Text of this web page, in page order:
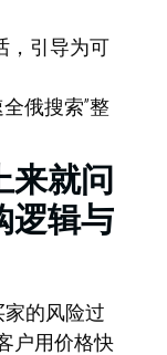
，引导为可
俄搜索”整
来就问
逻辑与
家的风险过
户用价格快